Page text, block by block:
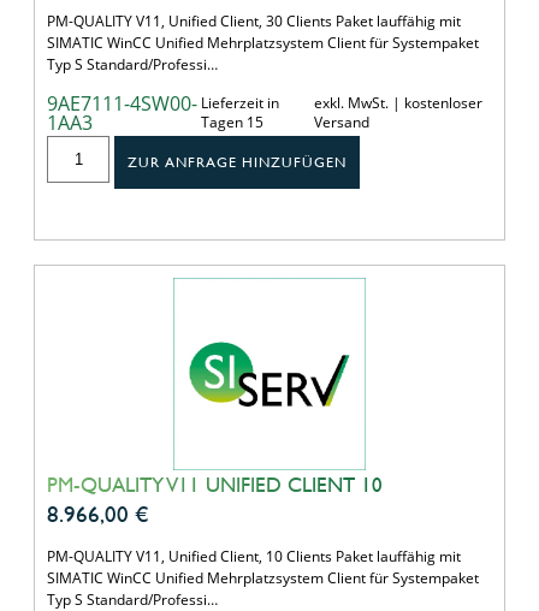
PM-QUALITY V11, Unified Client, 30 Clients Paket lauffähig mit
SIMATIC WinCC Unified Mehrplatzsystem Client für Systempaket
Typ S Standard/Professi…
9AE7111-4SW00-
1AA3
Lieferzeit in
Tagen 15
exkl. MwSt. | kostenloser
Versand
ZUR ANFRAGE HINZUFÜGEN
PM-QUALITY V11 UNIFIED CLIENT 10
8.966,00 €
PM-QUALITY V11, Unified Client, 10 Clients Paket lauffähig mit
SIMATIC WinCC Unified Mehrplatzsystem Client für Systempaket
Typ S Standard/Professi…